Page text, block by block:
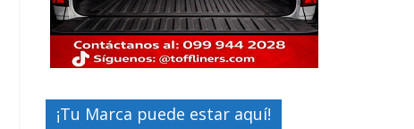
¡Tu Marca puede estar aquí!